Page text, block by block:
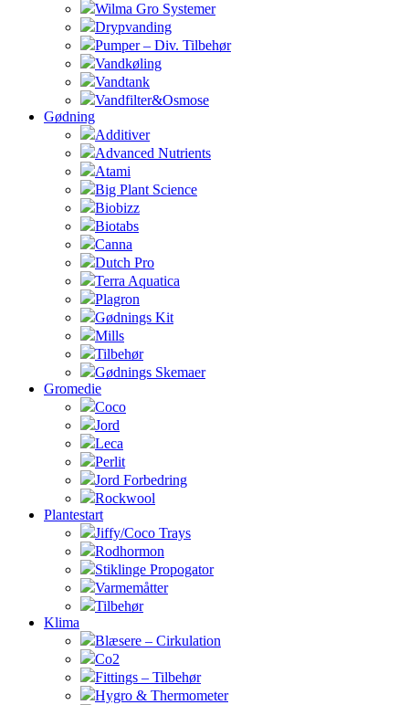
Wilma Gro Systemer
Drypvanding
Pumper – Div. Tilbehør
Vandkøling
Vandtank
Vandfilter&Osmose
Gødning
Additiver
Advanced Nutrients
Atami
Big Plant Science
Biobizz
Biotabs
Canna
Dutch Pro
Terra Aquatica
Plagron
Gødnings Kit
Mills
Tilbehør
Gødnings Skemaer
Gromedie
Coco
Jord
Leca
Perlit
Jord Forbedring
Rockwool
Plantestart
Jiffy/Coco Trays
Rodhormon
Stiklinge Propogator
Varmemåtter
Tilbehør
Klima
Blæsere – Cirkulation
Co2
Fittings – Tilbehør
Hygro & Thermometer